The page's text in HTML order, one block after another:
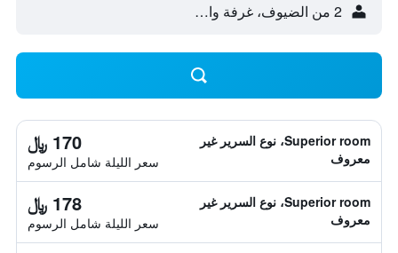
2 من الضيوف، غرفة واحدة
Superior room، نوع السرير غير
معروف
170 ﷼
سعر الليلة شامل الرسوم
Superior room، نوع السرير غير
معروف
178 ﷼
سعر الليلة شامل الرسوم